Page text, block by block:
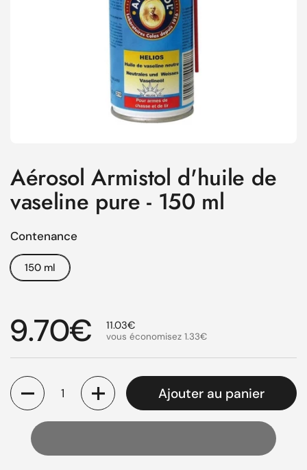
Aérosol Armistol d'huile de
vaseline pure - 150 ml
Contenance
150 ml
Prix régulier
9.70€ Prix de solde
11.03€
vous économisez 1.33€
Quantité
Ajouter au panier